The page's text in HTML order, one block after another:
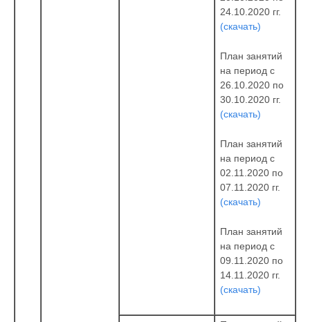
24.10.2020 гг.
(скачать)
План занятий
на период с
26.10.2020 по
30.10.2020 гг.
(скачать)
План занятий
на период с
02.11.2020 по
07.11.2020 гг.
(скачать)
План занятий
на период с
09.11.2020 по
14.11.2020 гг.
(скачать)